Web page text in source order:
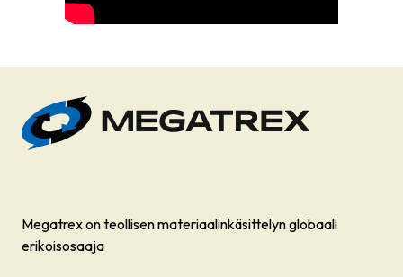
Megatrex on teollisen materiaalinkäsittelyn globaali
erikoisosaaja